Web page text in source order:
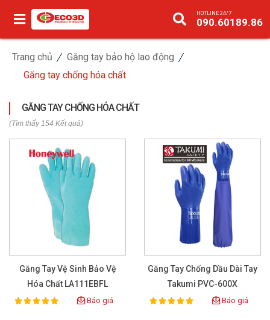
HOTLINE 24/7
090.60189.86
Trang chủ
Găng tay bảo hộ lao động
Găng tay chống hóa chất
GĂNG TAY CHỐNG HÓA CHẤT
(Tìm thấy 154 Kết quả)
Găng Tay Vệ Sinh Bảo Vệ
Hóa Chất LA111EBFL
Rating:
100% Báo giá
Găng Tay Chống Dầu Dài Tay
Takumi PVC-600X
Rating:
100% Báo giá